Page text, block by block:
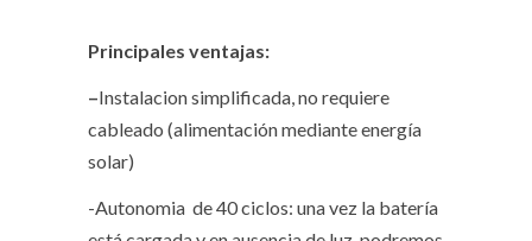
Principales ventajas:
–Instalacion simplificada, no requiere
cableado (alimentación mediante energía
solar)
-Autonomia de 40 ciclos: una vez la batería